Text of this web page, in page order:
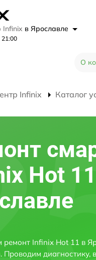
Infinix в Ярославле
21:00
О
Infinix Каталог
Hot
ремонт Infinix Hot 11 в
Проводим